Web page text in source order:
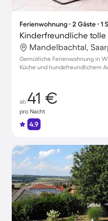
Ferienwohnung ∙ 2 Gäste ∙ 1
Mandelbachtal,
Gemütliche Ferienwohnung in
Küche und hundefreundlichem
ab 41 €
pro Nacht
4.9